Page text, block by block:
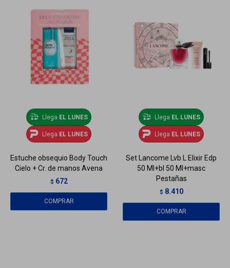
Llega EL LUNES
Llega EL LUNES
Estuche obsequio Body Touch
Cielo + Cr. de manos Avena
$ 672
Llega EL LUNES
Llega EL LUNES
Set Lancome Lvb L Elixir Edp
50 Ml+bl 50 Ml+masc
Pestañas
$ 8.410